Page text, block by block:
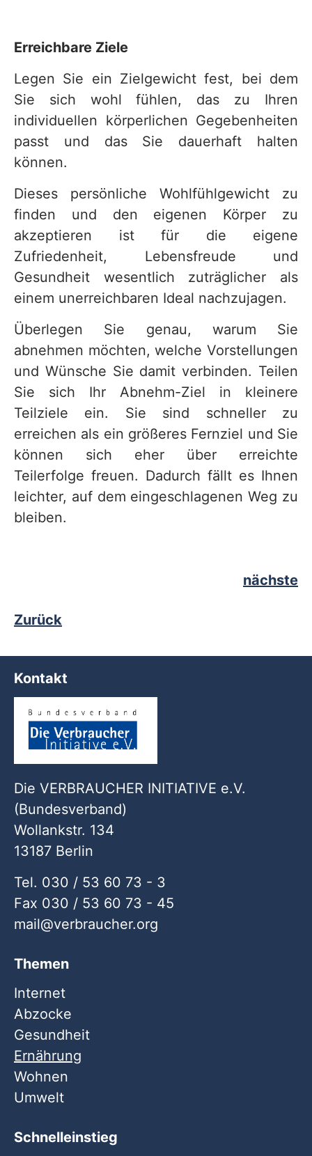
Erreichbare Ziele
Legen Sie ein Zielgewicht fest, bei dem
Sie sich wohl fühlen, das zu Ihren
individuellen körperlichen Gegebenheiten
passt und das Sie dauerhaft halten
können.
Dieses persönliche Wohlfühlgewicht zu
finden und den eigenen Körper zu
akzeptieren ist für die eigene
Zufriedenheit, Lebensfreude und
Gesundheit wesentlich zuträglicher als
einem unerreichbaren Ideal nachzujagen.
Überlegen Sie genau, warum Sie
abnehmen möchten, welche Vorstellungen
und Wünsche Sie damit verbinden. Teilen
Sie sich Ihr Abnehm-Ziel in kleinere
Teilziele ein. Sie sind schneller zu
erreichen als ein größeres Fernziel und Sie
können sich eher über erreichte
Teilerfolge freuen. Dadurch fällt es Ihnen
leichter, auf dem eingeschlagenen Weg zu
bleiben.
nächste
Zurück
Kontakt
Die VERBRAUCHER INITIATIVE e.V.
(Bundesverband)
Wollankstr. 134
13187 Berlin
Tel. 030 / 53 60 73 - 3
Fax 030 / 53 60 73 - 45
mail
verbraucher org
Themen
Internet
Abzocke
Gesundheit
Ernährung
Wohnen
Umwelt
Schnelleinstieg